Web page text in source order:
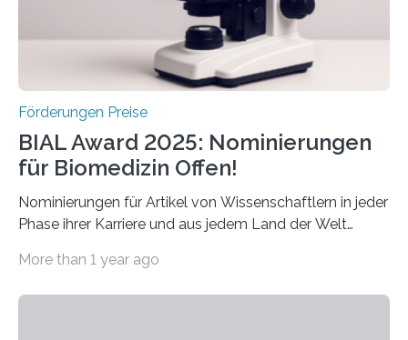
hochrangige wissenschaftliche Publikation zum Thema
Förderungen Preise
BIAL Award 2025: Nominierungen
für Biomedizin Offen!
Nominierungen für Artikel von Wissenschaftlern in jeder
Phase ihrer Karriere und aus jedem Land der Welt
Leben gerufen, um die bemerkenswertesten
More than 1 year ago